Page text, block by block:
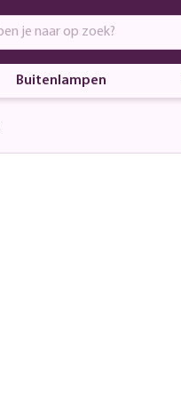
Buitenlampen